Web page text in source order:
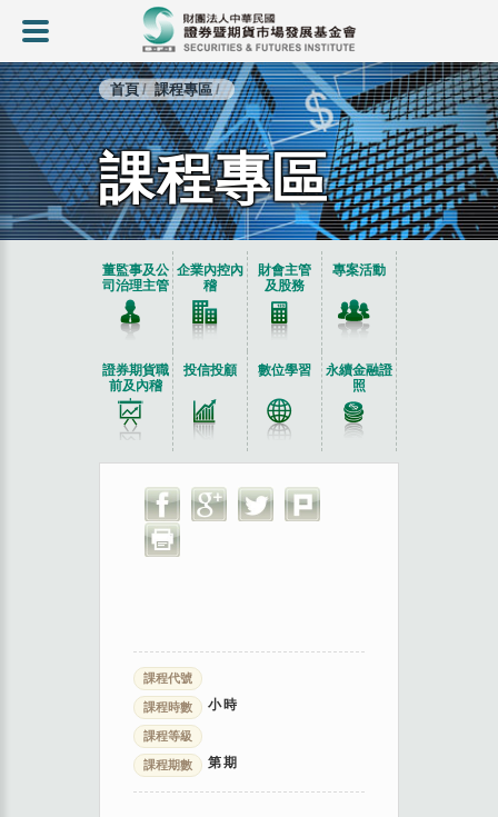
首頁 課程專區
課程專區
董監事及公
司治理主管
企業內控內
稽
財會主管
及股務
專案活動
證券期貨職
前及內稽
投信投顧 數位學習
永續金融證
照
課程代號
課程時數 小時
課程等級
課程期數 第期